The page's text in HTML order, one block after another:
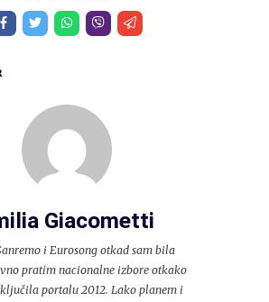
Giacometti
i Eurosong otkad sam bila
pratim nacionalne izbore otkako
portalu 2012. Lako planem i